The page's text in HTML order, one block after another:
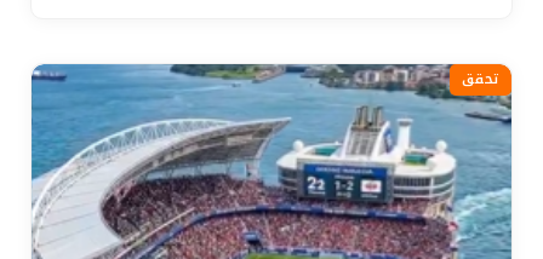
تحقق